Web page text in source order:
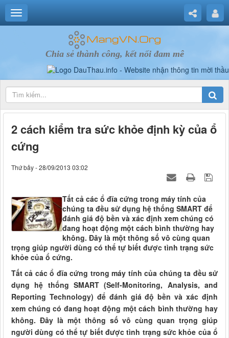
Chia sẻ thành công, kết nối đam mê
2 cách kiểm tra sức khỏe định kỳ của ổ
cứng
Thứ bảy - 28/09/2013 03:02
Tất cả các ổ đĩa cứng trong máy tính của
chúng ta đều sử dụng hệ thống SMART để
đánh giá độ bền và xác định xem chúng có
đang hoạt động một cách bình thường hay
không. Đây là một thông số vô cùng quan
trọng giúp người dùng có thể tự biết được tình trạng sức
khỏe của ổ cứng.
Tất cả các ổ đĩa cứng trong máy tính của chúng ta đều sử
dụng hệ thống SMART (Self-Monitoring, Analysis, and
Reporting Technology) để đánh giá độ bền và xác định
xem chúng có đang hoạt động một cách bình thường hay
không. Đây là một thông số vô cùng quan trọng giúp
người dùng có thể tự biết được tình trạng sức khỏe của ổ